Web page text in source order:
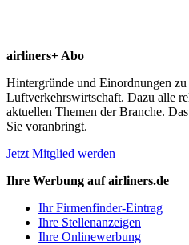
airliners+ Abo
Hintergründe und Einordnungen
Luftverkehrswirtschaft. Dazu alle
aktuellen Themen der Branche.
Sie voranbringt.
Jetzt Mitglied werden
Ihre Werbung auf airliners.de
Ihr Firmenfinder-Eintrag
Ihre Stellenanzeigen
Ihre Onlinewerbung